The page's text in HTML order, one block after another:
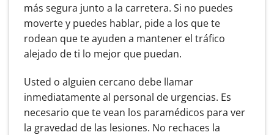
más segura junto a la carretera. Si no puedes
moverte y puedes hablar, pide a los que te
rodean que te ayuden a mantener el tráfico
alejado de ti lo mejor que puedan.
Usted o alguien cercano debe llamar
inmediatamente al personal de urgencias. Es
necesario que te vean los paramédicos para ver
la gravedad de las lesiones. No rechaces la